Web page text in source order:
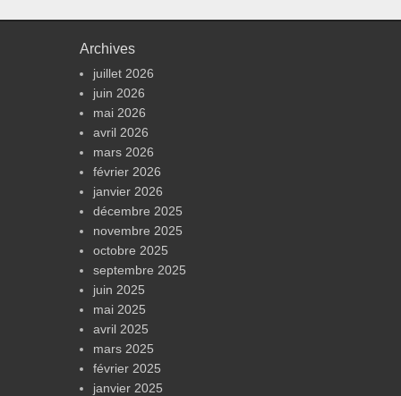
Archives
juillet 2026
juin 2026
mai 2026
avril 2026
mars 2026
février 2026
janvier 2026
décembre 2025
novembre 2025
octobre 2025
septembre 2025
juin 2025
mai 2025
avril 2025
mars 2025
février 2025
janvier 2025